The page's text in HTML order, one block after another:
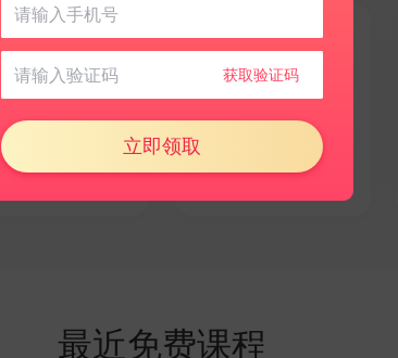
日语
文化相近好上手
更多语言
探索小众新世界
最近免费课程
获取验证码
立即领取